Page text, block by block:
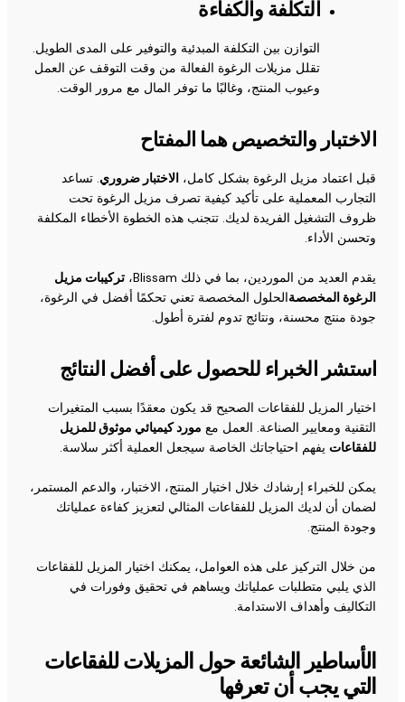
التكلفة والكفاءة
التوازن بين التكلفة المبدئية والتوفير على المدى الطويل.
تقلل مزيلات الرغوة الفعالة من وقت التوقف عن العمل
وعيوب المنتج، وغالبًا ما توفر المال مع مرور الوقت.
الاختبار والتخصيص هما المفتاح
قبل اعتماد مزيل الرغوة بشكل كامل، الاختبار ضروري. تساعد
التجارب المعملية على تأكيد كيفية تصرف مزيل الرغوة تحت
ظروف التشغيل الفريدة لديك. تتجنب هذه الخطوة الأخطاء المكلفة
وتحسن الأداء.
يقدم العديد من الموردين، بما في ذلك Blissam،
تركيبات مزيل
الرغوة المخصصةالحلول المخصصة تعني تحكمًا أفضل في الرغوة،
جودة منتج محسنة، ونتائج تدوم لفترة أطول.
استشر الخبراء للحصول على أفضل النتائج
اختيار المزيل للفقاعات الصحيح قد يكون معقدًا بسبب المتغيرات
التقنية ومعايير الصناعة. العمل مع مورد كيميائي موثوق للمزيل
للفقاعات يفهم احتياجاتك الخاصة سيجعل العملية أكثر سلاسة.
يمكن للخبراء إرشادك خلال اختيار المنتج، الاختبار، والدعم المستمر،
لضمان أن لديك المزيل للفقاعات المثالي لتعزيز كفاءة عملياتك
وجودة المنتج.
من خلال التركيز على هذه العوامل، يمكنك اختيار المزيل للفقاعات
الذي يلبي متطلبات عملياتك ويساهم في تحقيق وفورات في
التكاليف وأهداف الاستدامة.
الأساطير الشائعة حول المزيلات للفقاعات
التي يجب أن تعرفها